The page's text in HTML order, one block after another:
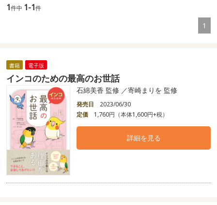
1件中 1-1件
1
書籍 電子版
インコのための最高のお世話
石綿美香 監修 ／寄崎まりを 監修
発売日
2023/06/30
定価
1,760円（本体1,600円+税）
詳細を見る